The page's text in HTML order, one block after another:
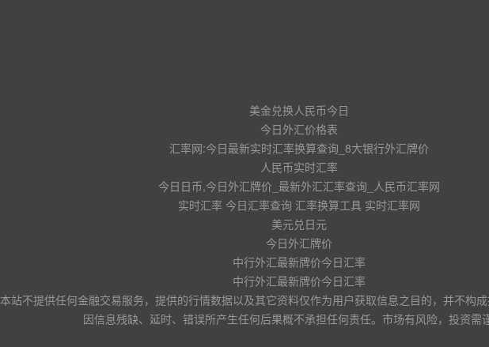
美金兑换人民币今日
今日外汇价格表
汇率网:今日最新实时汇率换算查询_8大银行外汇牌价
人民币实时汇率
今日日币,今日外汇牌价_最新外汇汇率查询_人民币汇率网
实时汇率 今日汇率查询 汇率换算工具 实时汇率网
美元兑日元
今日外汇牌价
中行外汇最新牌价今日汇率
中行外汇最新牌价今日汇率
本站不提供任何金融交易服务，提供的行情数据以及其它资料仅作为用户获取信息之目的，并不构成
因信息残缺、延时、错误所产生任何后果概不承担任何责任。市场有风险，投资需